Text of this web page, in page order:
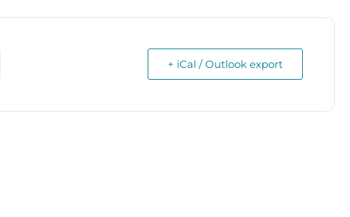
+ iCal / Outlook export